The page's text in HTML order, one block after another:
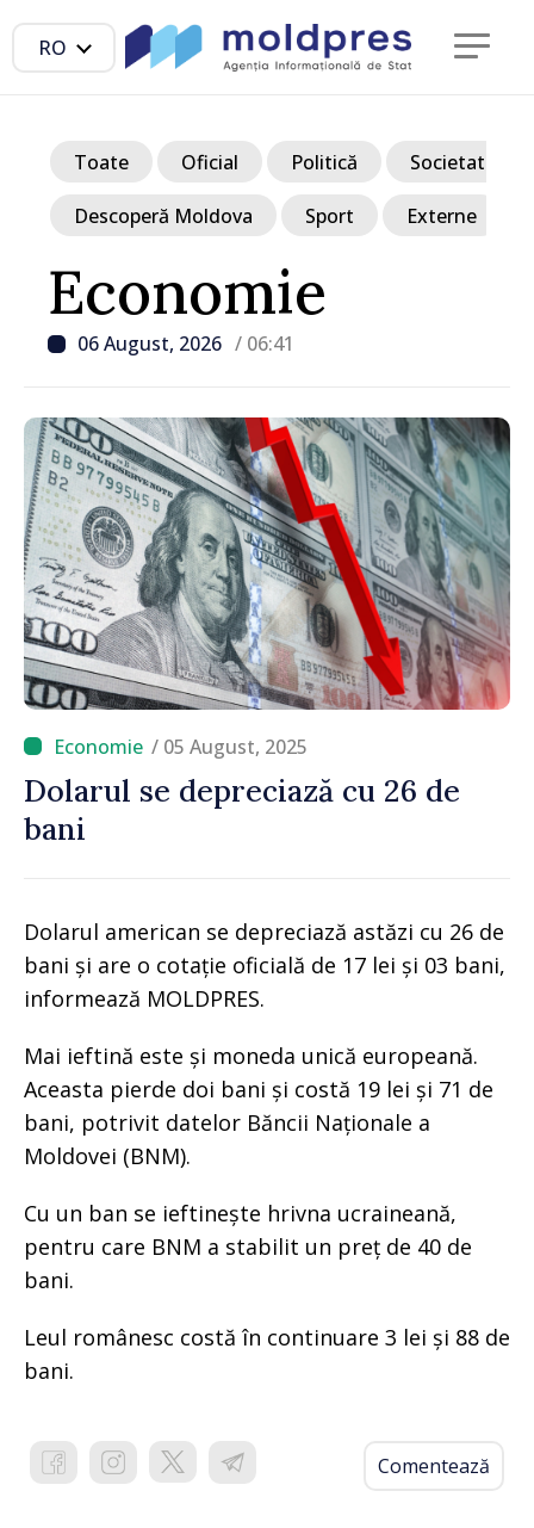
RO
Economie
06 August, 2026 / 06:41
Toate Oficial Politică Societate
Descoperă Moldova Sport Externe
/ 05 August, 2025
Dolarul se depreciază cu 26 de
bani
Dolarul american se depreciază astăzi cu 26 de
bani și are o cotație oficială de 17 lei și 03 bani,
informează MOLDPRES.
Mai ieftină este și moneda unică europeană.
Aceasta pierde doi bani și costă 19 lei și 71 de
bani, potrivit datelor Băncii Naționale a
Moldovei (BNM).
Cu un ban se ieftinește hrivna ucraineană,
pentru care BNM a stabilit un preț de 40 de
bani.
Leul românesc costă în continuare 3 lei și 88 de
bani.
Comentează